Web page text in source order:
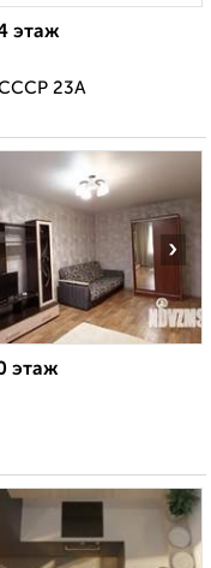
этаж
СССР 23А
›
этаж